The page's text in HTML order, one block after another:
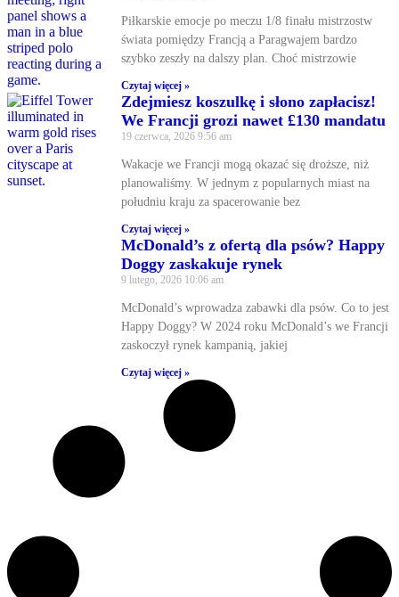
Piłkarskie emocje po meczu 1/8 finału mistrzostw
świata pomiędzy Francją a Paragwajem bardzo
szybko zeszły na dalszy plan. Choć mistrzowie
Czytaj więcej »
Zdejmiesz koszulkę i słono zapłacisz!
We Francji grozi nawet £130 mandatu
19 czerwca, 2026 9:56 am
Wakacje we Francji mogą okazać się droższe, niż
planowaliśmy. W jednym z popularnych miast na
południu kraju za spacerowanie bez
Czytaj więcej »
McDonald’s z ofertą dla psów? Happy
Doggy zaskakuje rynek
9 lutego, 2026 10:06 am
McDonald’s wprowadza zabawki dla psów. Co to jest
Happy Doggy? W 2024 roku McDonald’s we Francji
zaskoczył rynek kampanią, jakiej
Czytaj więcej »